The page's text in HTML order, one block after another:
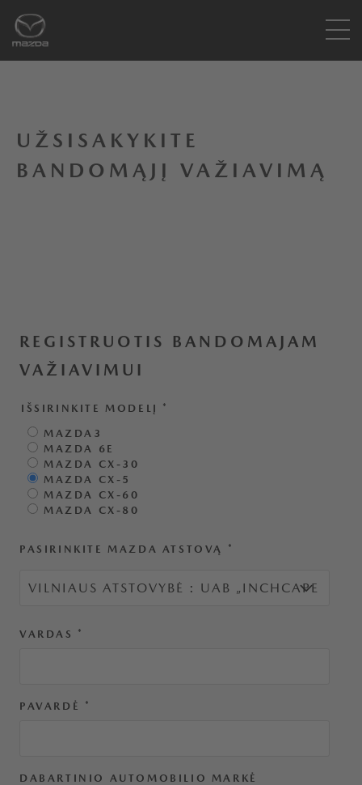
UŽSISAKYKITE
BANDOMĄJĮ VAŽIAVIMĄ
REGISTRUOTIS BANDOMAJAM
VAŽIAVIMUI
IŠSIRINKITE MODELĮ *
MAZDA3
MAZDA 6E
MAZDA CX-30
MAZDA CX-5
MAZDA CX-60
MAZDA CX-80
PASIRINKITE MAZDA ATSTOVĄ *
VARDAS *
PAVARDĖ *
DABARTINIO AUTOMOBILIO MARKĖ